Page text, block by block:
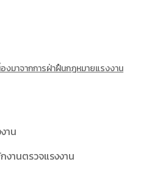
มาจากการฝ่าฝืนกฎหมายแรงงาน
าน
านตรวจแรงงาน